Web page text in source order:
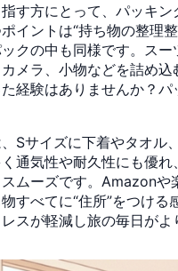
す方にとって、パッキ
イントは“持ち物の整理
クの中も同様です。ス
メラ、小物などを詰め
経験はありませんか？
Sサイズに下着やタオ
通気性や耐久性にも優
ムーズです。Amazon
すべてに“住所”をつけ
スが軽減し旅の毎日がよ